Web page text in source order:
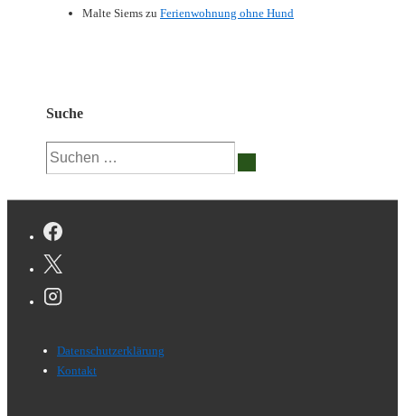
Malte Siems zu Ferienwohnung ohne Hund
Suche
Suchen
nach:
Footer-
Menü
Datenschutzerklärung
Kontakt